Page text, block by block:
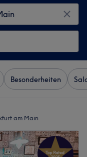
Besonderheiten
am Main